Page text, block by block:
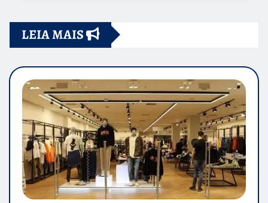
LEIA MAIS